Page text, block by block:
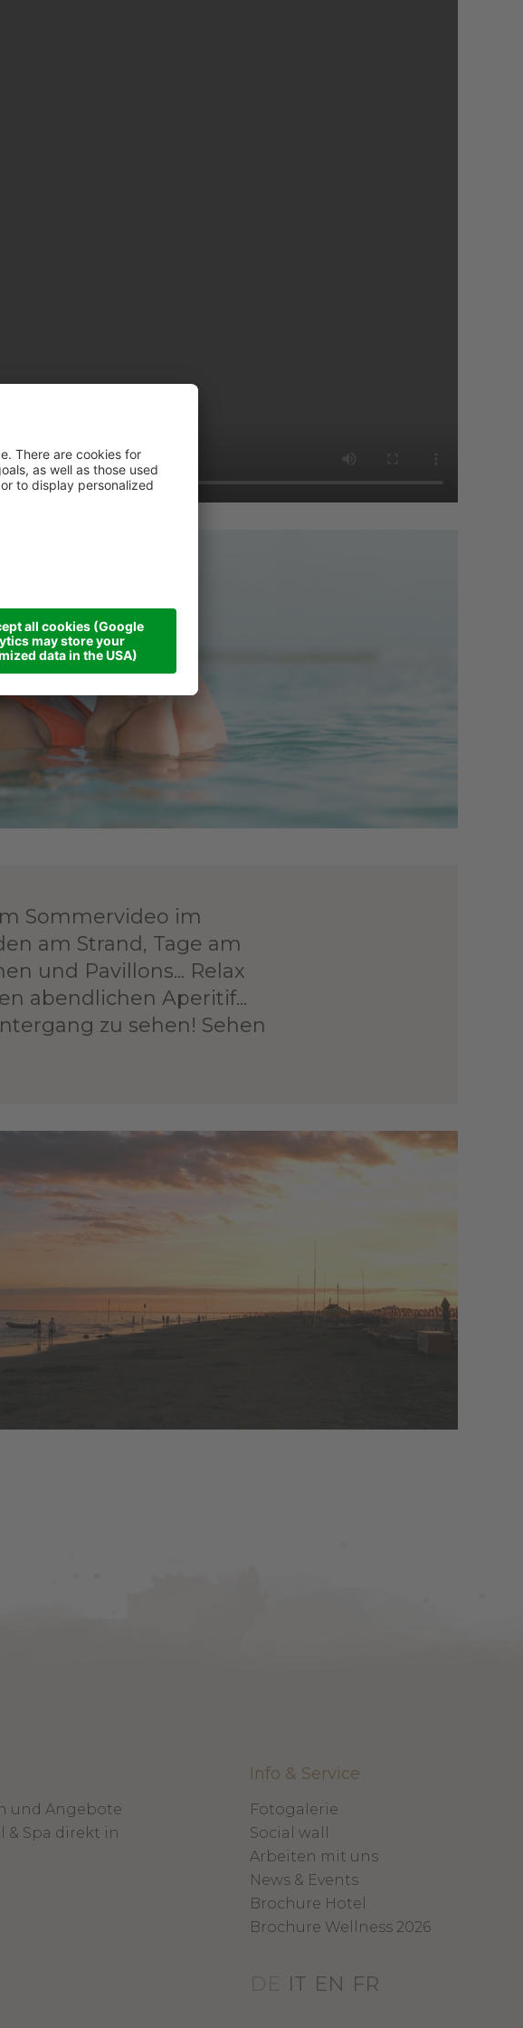
Sommervideo im
am Strand, Tage am
und Pavillons... Relax
abendlichen Aperitif...
zu sehen! Sehen
und Angebote
& Spa direkt in
Info & Service
Fotogalerie
Social wall
Arbeiten mit uns
News & Events
Brochure Hotel
Brochure Wellness 2026
IT EN FR